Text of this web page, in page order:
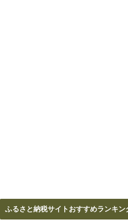
ふるさと納税サイトおすすめランキン